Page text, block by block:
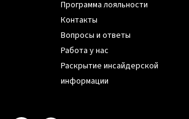
Программа лояльности
Контакты
Вопросы и ответы
Работа у нас
Раскрытие инсайдерской
информации